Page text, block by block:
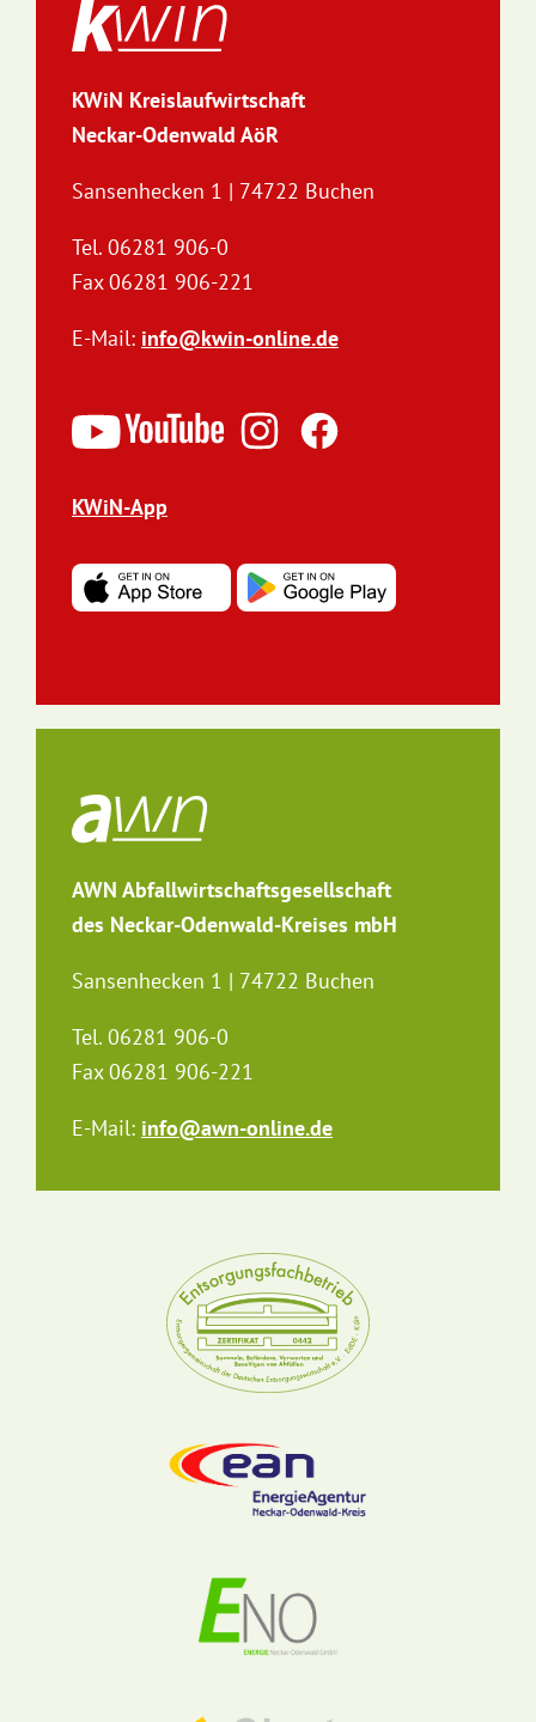
KWiN Kreislaufwirtschaft
Neckar-Odenwald AöR
Sansenhecken 1 | 74722 Buchen
Tel. 06281 906-0
Fax 06281 906-221
E-Mail: info@kwin-online.de
KWiN-App
AWN Abfallwirtschaftsgesellschaft
des Neckar-Odenwald-Kreises mbH
Sansenhecken 1 | 74722 Buchen
Tel. 06281 906-0
Fax 06281 906-221
E-Mail: info@awn-online.de